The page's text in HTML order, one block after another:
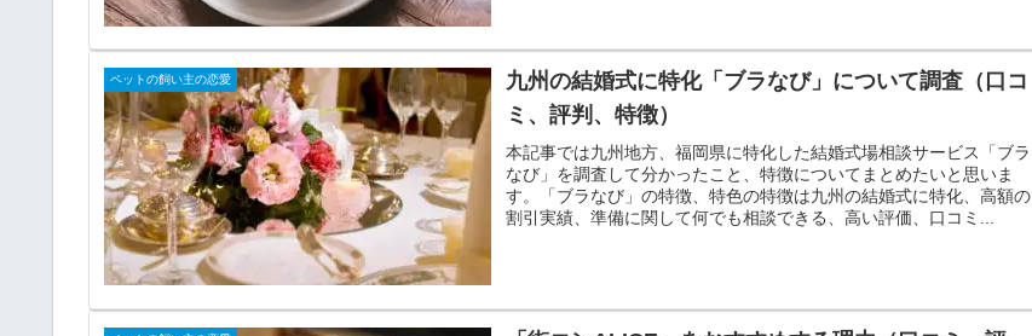
ペットの飼い主の恋愛
九州の結婚式に特化「ブラなび」について調査（口コ
ミ、評判、特徴）
本記事では九州地方、福岡県に特化した結婚式場相談サービス「ブラ
なび」を調査して分かったこと、特徴についてまとめたいと思いま
す。「ブラなび」の特徴、特色の特徴は九州の結婚式に特化、高額の
割引実績、準備に関して何でも相談できる、高い評価、口コミ...